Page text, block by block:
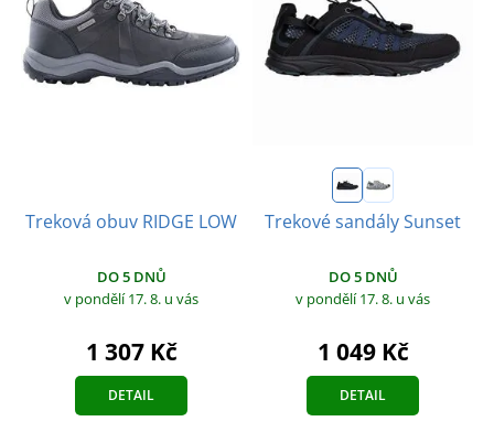
Treková obuv RIDGE LOW
DO 5 DNŮ
v pondělí 17. 8. u vás
1 307 Kč
DETAIL
Trekové sandály Sunset
DO 5 DNŮ
v pondělí 17. 8. u vás
1 049 Kč
DETAIL